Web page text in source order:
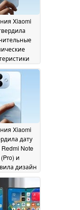
Xiaomi
Redmi Note
в
её
Xiaomi
дату
Note
и
дизайн
08 July 2026